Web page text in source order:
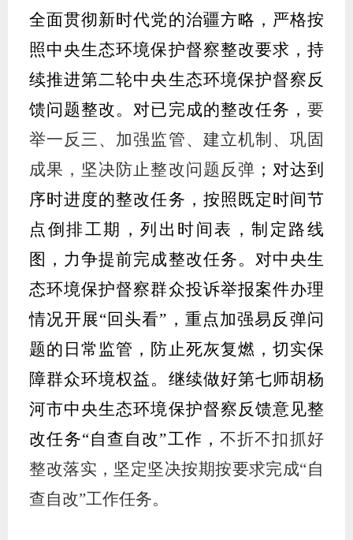
全面贯彻新时代党的治疆方略，严格按
照中央生态环境保护督察整改要求，持
续推进第二轮中央生态环境保护督察反
馈问题整改。对已完成的整改任务 ， 要
举一反三、加强监管、建立机制、巩固
成果，坚决防止整改问题反弹 ；对达到
序时进度的整改任务，按照既定时间节
点倒排工期，列出时间表，制定路线
图，力争提前完成整改任务。 对中央生
态环境保护督察群众投诉举报案件办理
情况开展“回头看” ，重点加强易反弹问
题的日常监管，防止死灰复燃，切实保
障群众环境权益。 继续做好第七师胡杨
河市中央生态环境保护督察反馈意见整
改任务“自查自改”工作，不折不扣抓好
整改落实，坚定坚决按期按要求完成“自
查自改”工作任务。